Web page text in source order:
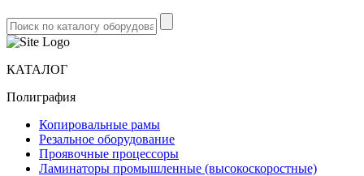
КАТАЛОГ
Полиграфия
Копировальные рамы
Резальное оборудование
Проявочные процессоры
Ламинаторы промышленные (высокоскоростные)